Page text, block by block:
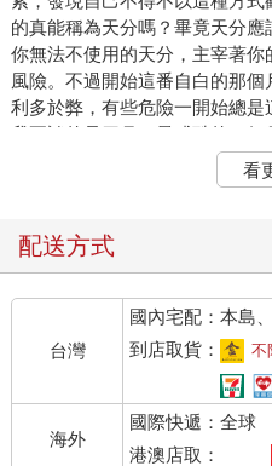
的真能稱為天分嗎？畢竟天分應
你無法不使用的天分，主宰著
風險。不過開始這番自白的那
利多於弊，有些危險一開始總是
我要談的是四月，最殘酷的一個
的一場戰爭終將結束，戰爭的
界一小部分的我國人民至關重
「和平」不太對，不是嗎，親
爍爍，上頭纏著生鏽的蛇籠網
間，就像我在您的營區也有自
式名稱叫「隔離牢房」，而您
工，而是一個完全不打掃衛生
這份自白唯一的必要條件是隱密
雖然晚上在將軍的別墅享有足
我是將軍手下唯一住在他家的
看
配送方式
台灣
國內宅配：本島
到店取貨：
不
海外
國際快遞：全球
港澳店取：